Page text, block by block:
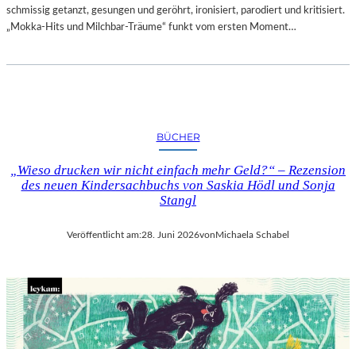
schmissig getanzt, gesungen und geröhrt, ironisiert, parodiert und kritisiert.
„Mokka-Hits und Milchbar-Träume“ funkt vom ersten Moment…
BÜCHER
„Wieso drucken wir nicht einfach mehr Geld?“ – Rezension
des neuen Kindersachbuchs von Saskia Hödl und Sonja
Stangl
Veröffentlicht am:28. Juni 2026vonMichaela Schabel